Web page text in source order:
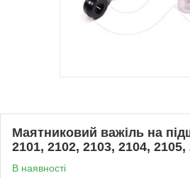
Маятниковий важіль на
2101, 2102, 2103, 2104, 2105,
В наявності